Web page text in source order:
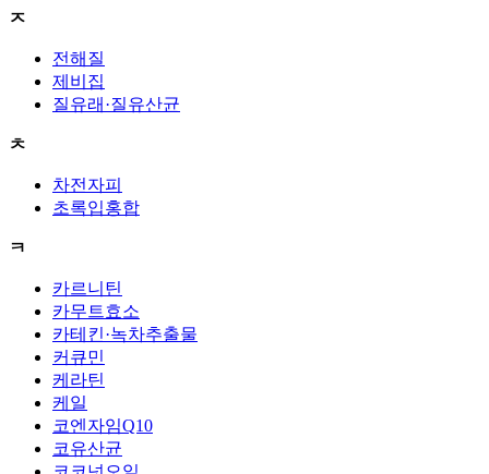
ㅈ
전해질
제비집
질유래·질유산균
ㅊ
차전자피
초록입홍합
ㅋ
카르니틴
카무트효소
카테킨·녹차추출물
커큐민
케라틴
케일
코엔자임Q10
코유산균